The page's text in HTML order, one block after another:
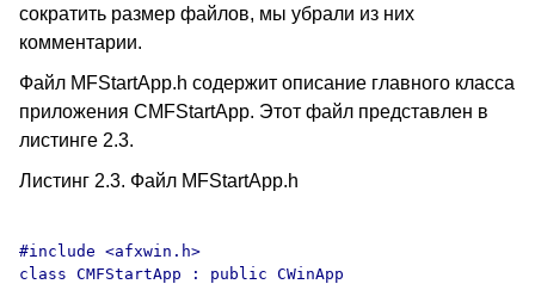
сократить размер файлов, мы убрали из них
комментарии.
Файл MFStartApp.h содержит описание главного класса
приложения CMFStartApp. Этот файл представлен в
листинге 2.3.
Листинг 2.3. Файл MFStartApp.h
#include <afxwin.h>
class CMFStartApp : public CWinApp